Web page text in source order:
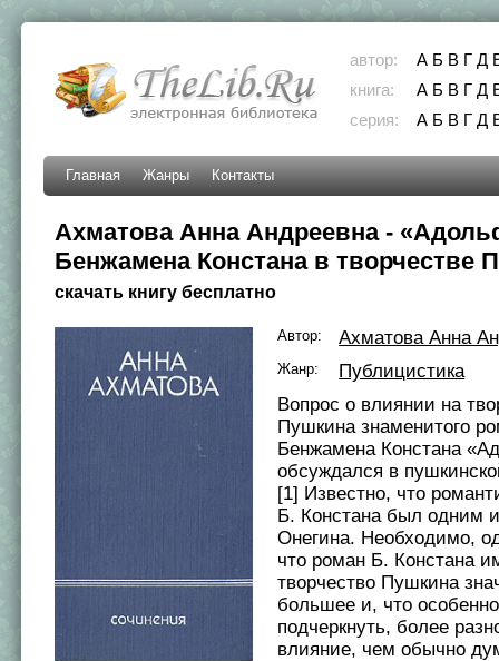
автор: А Б В Г Д
книга:
А Б В Г Д
серия:
А Б В Г Д
Главная Жанры Контакты
Ахматова Анна Андреевна -
Бенжамена Констана в творчестве
скачать книгу бесплатно
Автор: Ахматова Анна
Жанр:
Публицистика
Вопрос о влиянии на
Пушкина знаменитого
Бенжамена Констана
обсуждался в
[1] Известно, что
Б. Констана был одним
Онегина. Необходимо,
что роман Б. Констана
творчество Пушкина
большее и, что
подчеркнуть, более
влияние, чем обычно